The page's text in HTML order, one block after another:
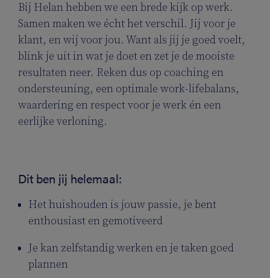
Bij Helan hebben we een brede kijk op werk.
Samen maken we écht het verschil. Jij voor je
klant, en wij voor jou. Want als jij je goed voelt,
blink je uit in wat je doet en zet je de mooiste
resultaten neer. Reken dus op coaching en
ondersteuning, een optimale work-lifebalans,
waardering en respect voor je werk én een
eerlijke verloning.
Dit ben jij helemaal:
Het huishouden is jouw passie, je bent
enthousiast en gemotiveerd
Je kan zelfstandig werken en je taken goed
plannen